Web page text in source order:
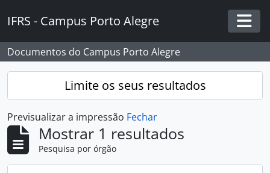
IFRS - Campus Porto Alegre
Documentos do Campus Porto Alegre
Limite os seus resultados
Previsualizar a impressão Fechar
Mostrar 1 resultados
Pesquisa por órgão